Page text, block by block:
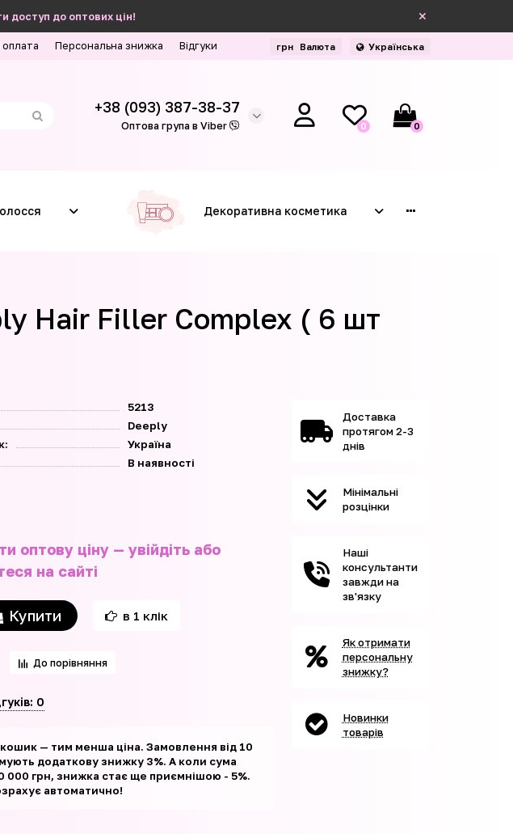
доступ до оптових цін!
оплата Персональна знижка Відгуки грн Валюта Українська
+38 (093) 387-38-37
Оптова група в Viber 0 0
Декоративна косметика
Hair Filler Complex ( 6 шт
5213
Deeply
Україна
В наявності
оптову ціну — увійдіть або
на сайті
Купити в 1 клік
До порівняння
0
— тим менша ціна. Замовлення від 10
додаткову знижку 3%. А коли сума
000 грн, знижка стає ще приємнішою - 5%.
автоматично!
Доставка
протягом 2-3
днів
Мінімальні
розцінки
Наші
консультанти
завжди на
зв'язку
Як отримати
персональну
знижку?
Новинки
товарів